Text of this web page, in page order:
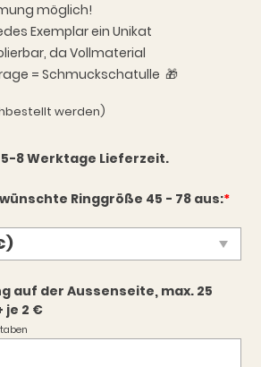
möglich!
Exemplar ein Unikat
da Vollmaterial
= Schmuckschatulle 🎁
werden)
5-8 Werktage Lieferzeit.
Ringgröße 45 - 78 aus:*
auf der Aussenseite, max. 25
je 2 €